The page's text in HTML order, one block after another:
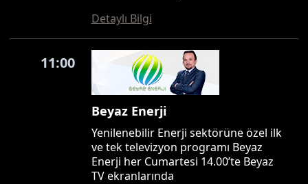
Detaylı Bilgi
11:00
Beyaz Enerji
Yenilenebilir Enerji sektörüne özel ilk
ve tek televizyon programı Beyaz
Enerji her Cumartesi 14.00’te Beyaz
TV ekranlarında